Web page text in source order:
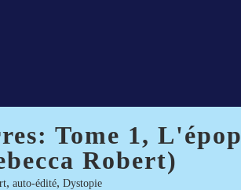
Tome 1,
Robert)
, auto-édité, Dystopie